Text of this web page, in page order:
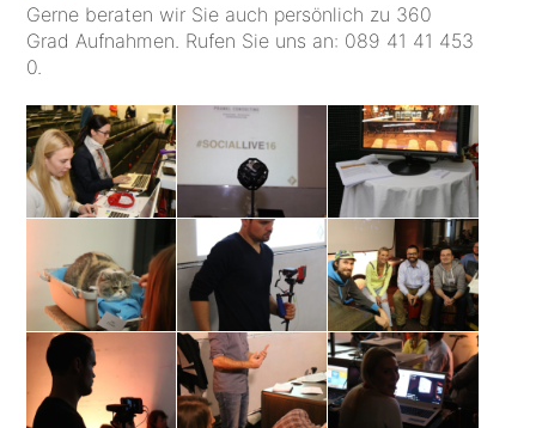
Gerne beraten wir Sie auch persönlich zu 360
Grad Aufnahmen. Rufen Sie uns an: 089 41 41 453
0.